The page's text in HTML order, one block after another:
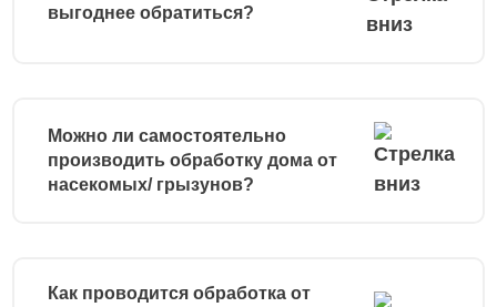
выгоднее обратиться?
Можно ли самостоятельно
производить обработку дома от
насекомых/ грызунов?
Как проводится обработка от